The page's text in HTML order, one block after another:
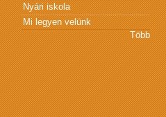
Nyári iskola
Mi legyen velünk
Több